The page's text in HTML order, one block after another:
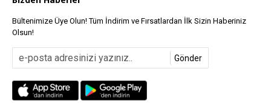
Bültenimize Üye Olun! Tüm İndirim ve Fırsatlardan İlk Sizin Haberiniz
Olsun!
Gönder